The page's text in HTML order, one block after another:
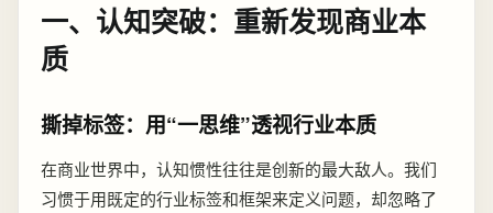
一、认知突破：重新发现商业本
质
撕掉标签：用“一思维”透视行业本质
在商业世界中，认知惯性往往是创新的最大敌人。我们
习惯于用既定的行业标签和框架来定义问题，却忽略了